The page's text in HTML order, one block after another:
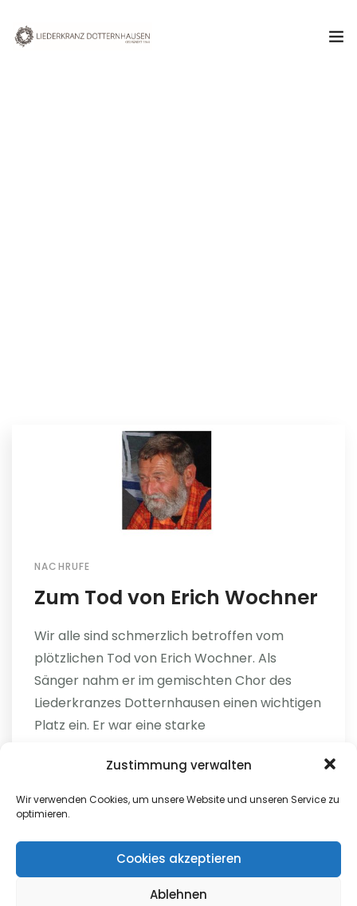
Zustimmung verwalten
Wir verwenden Cookies, um unsere Website und unseren Service zu
optimieren.
Cookies akzeptieren
Ablehnen
NACHRUFE
Zum Tod von Erich Wochner
Wir alle sind schmerzlich betroffen vom
plötzlichen Tod von Erich Wochner. Als
Sänger nahm er im gemischten Chor des
Liederkranzes Dotternhausen einen wichtigen
Platz ein. Er war eine starke
0